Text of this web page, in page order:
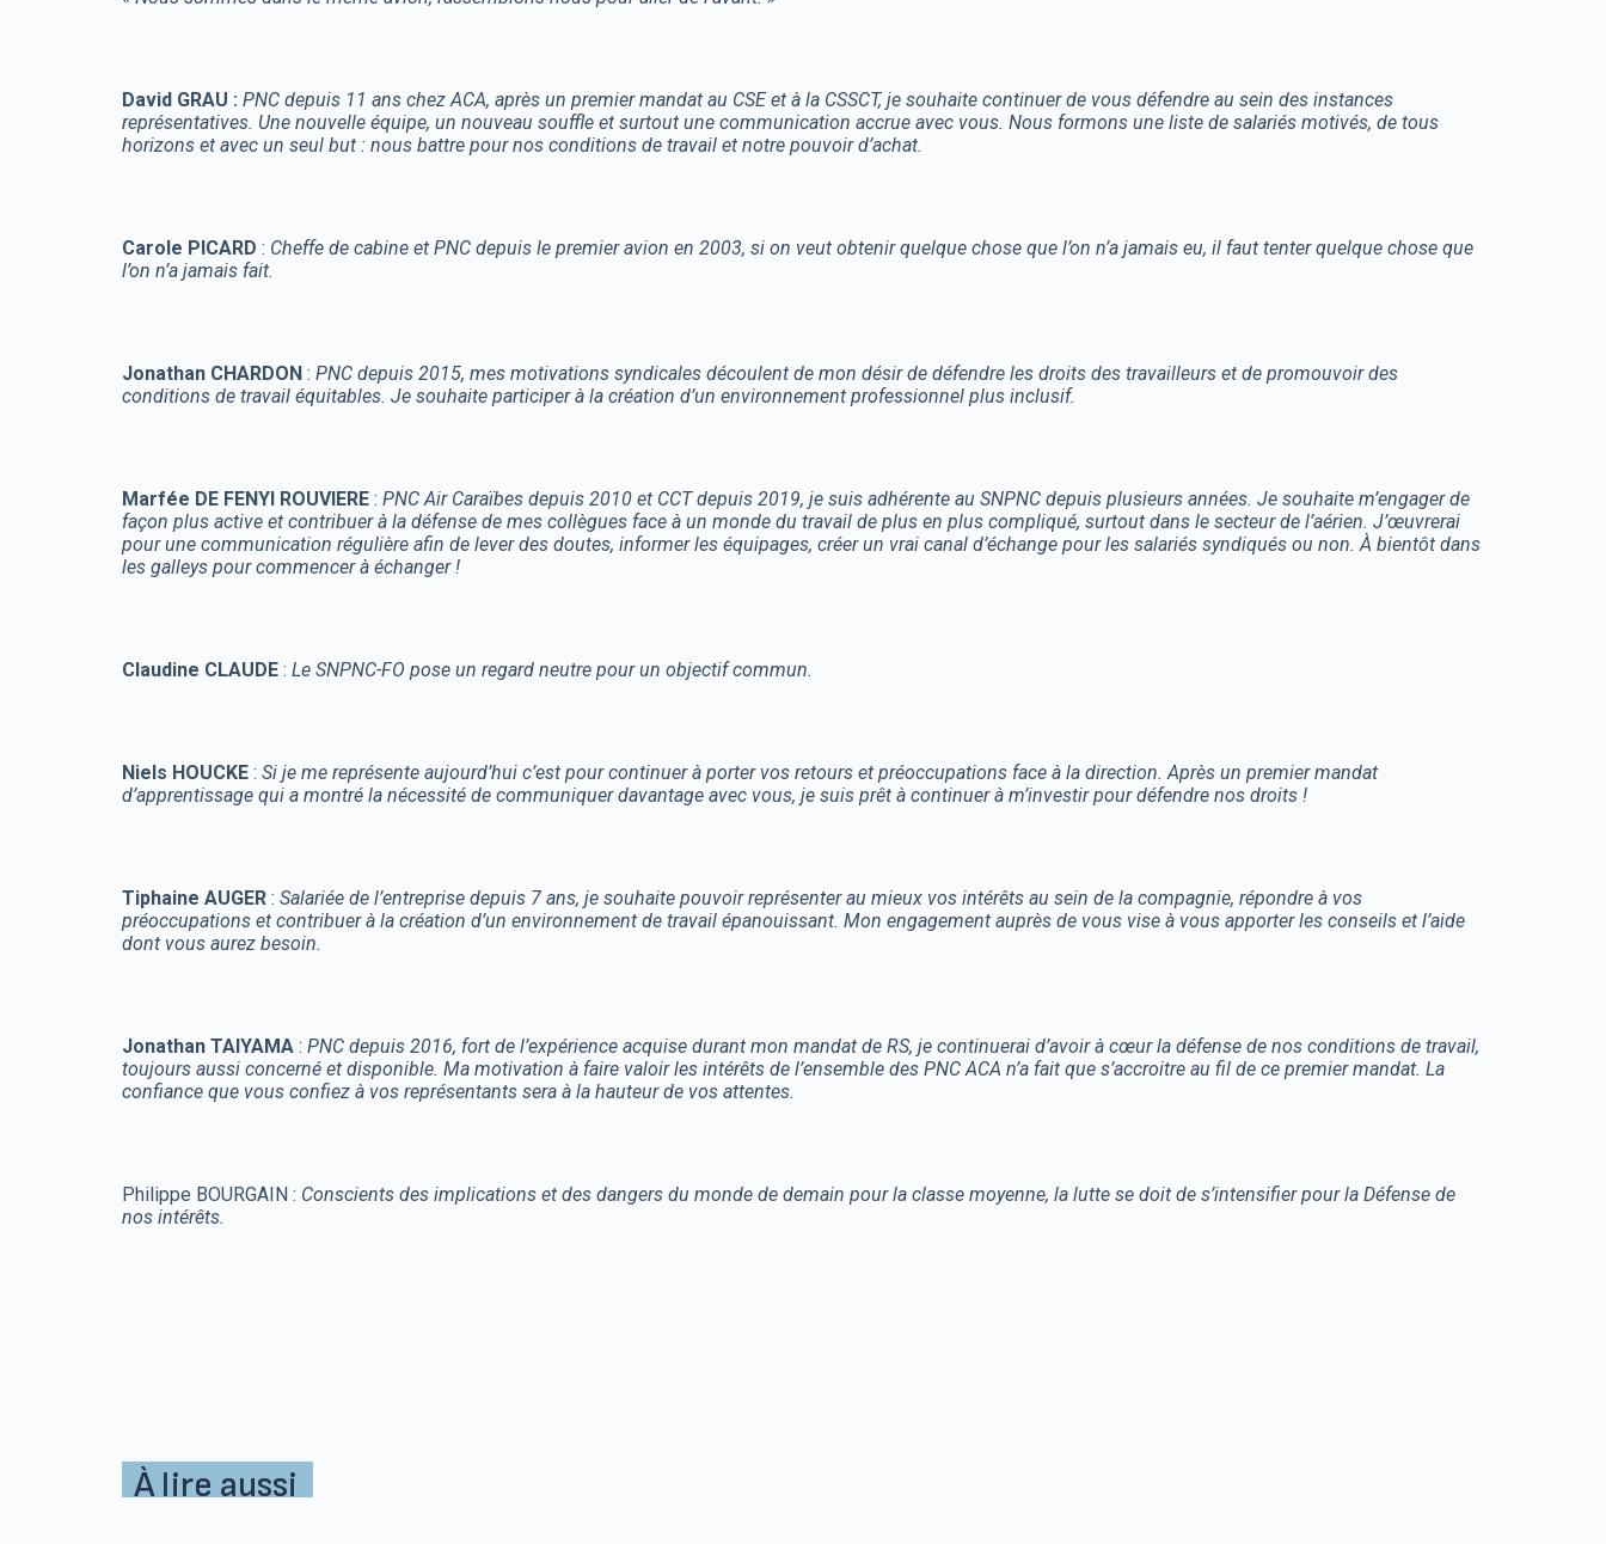
David GRAU : PNC depuis 11 ans chez ACA, après un premier mandat au CSE et à la CSSCT, je souhaite continuer de vous défendre au sein des instances
représentatives. Une nouvelle équipe, un nouveau souffle et surtout une communication accrue avec vous. Nous formons une liste de salariés motivés, de tous
horizons et avec un seul but : nous battre pour nos conditions de travail et notre pouvoir d’achat.
Carole PICARD : Cheffe de cabine et PNC depuis le premier avion en 2003, si on veut obtenir quelque chose que l’on n’a jamais eu, il faut tenter quelque chose que
l’on n’a jamais fait.
Jonathan CHARDON : PNC depuis 2015, mes motivations syndicales découlent de mon désir de défendre les droits des travailleurs et de promouvoir des
conditions de travail équitables. Je souhaite participer à la création d’un environnement professionnel plus inclusif.
Marfée DE FENYI ROUVIERE : PNC Air Caraïbes depuis 2010 et CCT depuis 2019, je suis adhérente au SNPNC depuis plusieurs années. Je souhaite m’engager de
façon plus active et contribuer à la défense de mes collègues face à un monde du travail de plus en plus compliqué, surtout dans le secteur de l’aérien. J’œuvrerai
pour une communication régulière afin de lever des doutes, informer les équipages, créer un vrai canal d’échange pour les salariés syndiqués ou non.À bientôt dans
les galleys pour commencer à échanger !
Claudine CLAUDE : Le SNPNC-FO pose un regard neutre pour un objectif commun.
Niels HOUCKE : Si je me représente aujourd’hui c’est pour continuer à porter vos retours et préoccupations face à la direction. Après un premier mandat
d’apprentissage qui a montré la nécessité de communiquer davantage avec vous, je suis prêt à continuer à m’investir pour défendre nos droits !
Tiphaine AUGER : Salariée de l’entreprise depuis 7 ans, je souhaite pouvoir représenter au mieux vos intérêts au sein de la compagnie, répondre à vos
préoccupations et contribuer à la création d’un environnement de travail épanouissant. Mon engagement auprès de vous vise à vous apporter les conseils et l’aide
dont vous aurez besoin.
Jonathan TAIYAMA : PNC depuis 2016, fort de l’expérience acquise durant mon mandat de RS, je continuerai d’avoir à cœur la défense de nos conditions de travail,
toujours aussi concerné et disponible. Ma motivation à faire valoir les intérêts de l’ensemble des PNC ACA n’a fait que s’accroitre au fil de ce premier mandat. La
confiance que vous confiez à vos représentants sera à la hauteur de vos attentes.
Philippe BOURGAIN : Conscients des implications et des dangers du monde de demain pour la classe moyenne, la lutte se doit de s’intensifier pour la Défense de
nos intérêts.
À lire aussi